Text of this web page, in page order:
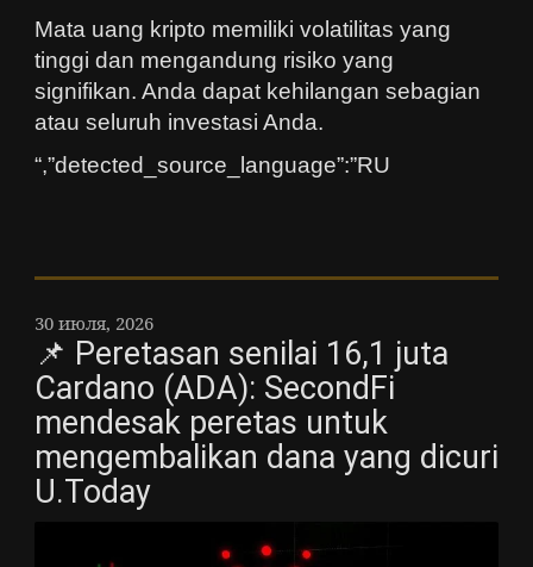
Mata uang kripto memiliki volatilitas yang
tinggi dan mengandung risiko yang
signifikan. Anda dapat kehilangan sebagian
atau seluruh investasi Anda.
“,”detected_source_language”:”RU
30 июля, 2026
📌 Peretasan senilai 16,1 juta
Cardano (ADA): SecondFi
mendesak peretas untuk
mengembalikan dana yang dicuri
U.Today